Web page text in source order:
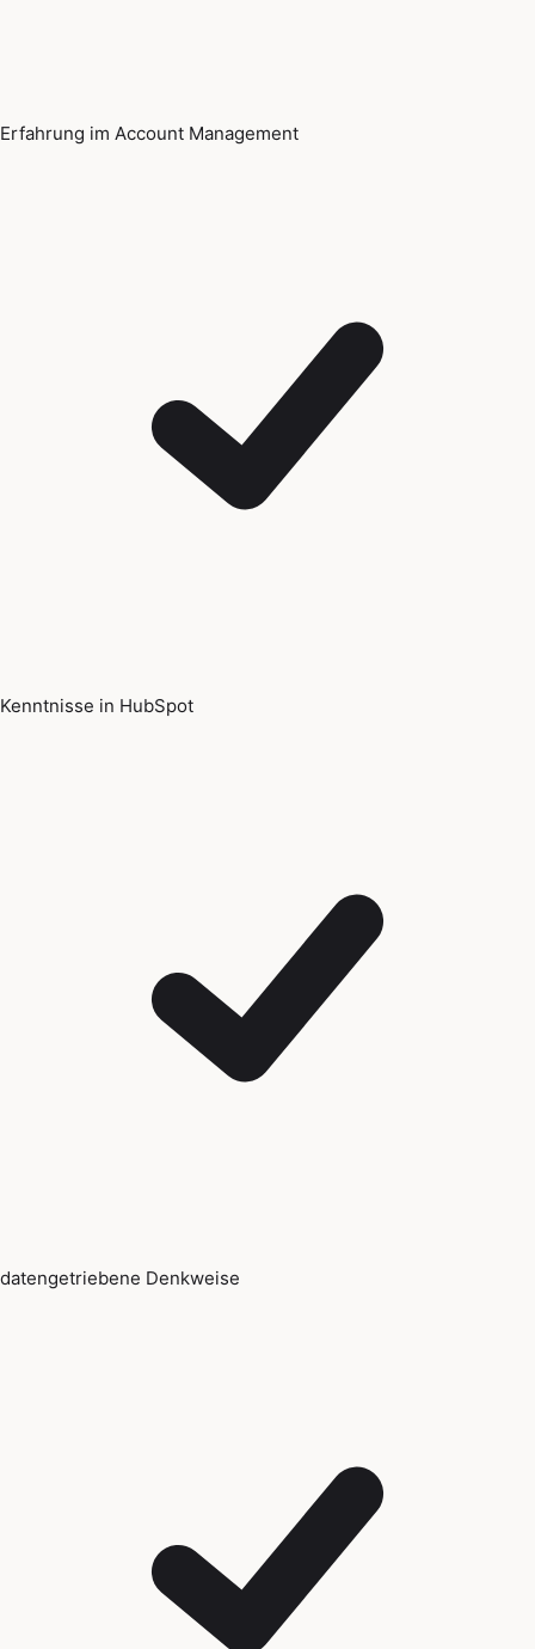
Erfahrung im Account Management
Kenntnisse in HubSpot
datengetriebene Denkweise